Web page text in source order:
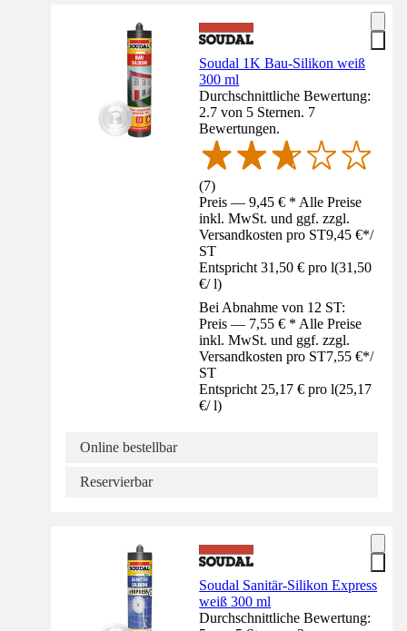
Soudal 1K Bau-Silikon weiß
300 ml
Durchschnittliche Bewertung:
2.7 von 5 Sternen. 7
Bewertungen.
(7)
Preis — 9,45 € * Alle Preise
inkl. MwSt. und ggf. zzgl.
Versandkosten pro ST9,45 €*/
ST
Entspricht 31,50 € pro l(31,50
€/ l)
Bei Abnahme von 12 ST:
Preis — 7,55 € * Alle Preise
inkl. MwSt. und ggf. zzgl.
Versandkosten pro ST7,55 €*/
ST
Entspricht 25,17 € pro l(25,17
€/ l)
Online bestellbar
Reservierbar
Soudal Sanitär-Silikon Express
weiß 300 ml
Durchschnittliche Bewertung: